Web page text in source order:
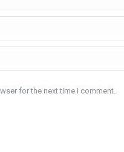
for the next time I comment.